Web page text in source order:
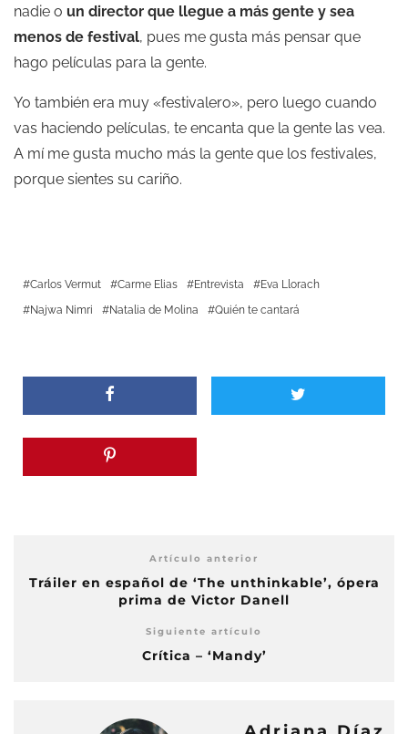
nadie o un director que llegue a más gente y sea
menos de festival, pues me gusta más pensar que
hago películas para la gente.
Yo también era muy «festivalero», pero luego cuando
vas haciendo películas, te encanta que la gente las vea.
A mí me gusta mucho más la gente que los festivales,
porque sientes su cariño.
Carlos Vermut Carme Elias Entrevista
Eva Llorach
Najwa Nimri
Natalia de Molina Quién te cantará
Artículo anterior
Tráiler en español de ‘The unthinkable’, ópera
prima de Victor Danell
Siguiente artículo
Crítica – ‘Mandy’